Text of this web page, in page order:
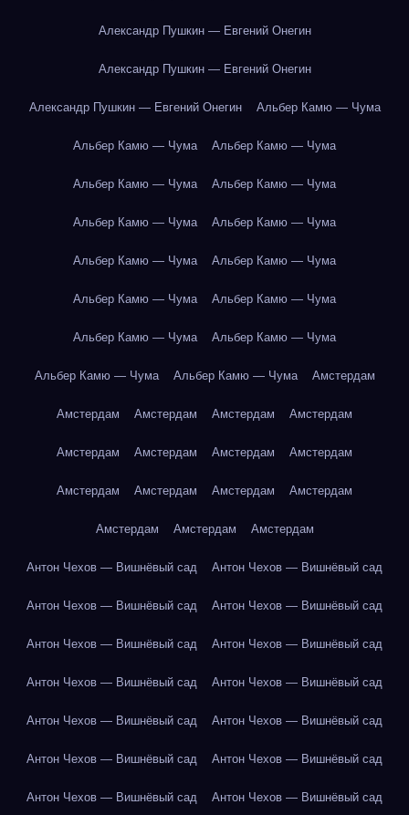
Александр Пушкин — Евгений Онегин
Александр Пушкин — Евгений Онегин
Александр Пушкин — Евгений Онегин Альбер Камю — Чума
Альбер Камю — Чума Альбер Камю — Чума
Альбер Камю — Чума Альбер Камю — Чума
Альбер Камю — Чума Альбер Камю — Чума
Альбер Камю — Чума Альбер Камю — Чума
Альбер Камю — Чума Альбер Камю — Чума
Альбер Камю — Чума Альбер Камю — Чума
Альбер Камю — Чума Альбер Камю — Чума Амстердам
Амстердам Амстердам Амстердам Амстердам
Амстердам Амстердам Амстердам Амстердам
Амстердам Амстердам Амстердам Амстердам
Амстердам Амстердам Амстердам
Антон Чехов — Вишнёвый сад Антон Чехов — Вишнёвый сад
Антон Чехов — Вишнёвый сад Антон Чехов — Вишнёвый сад
Антон Чехов — Вишнёвый сад Антон Чехов — Вишнёвый сад
Антон Чехов — Вишнёвый сад Антон Чехов — Вишнёвый сад
Антон Чехов — Вишнёвый сад Антон Чехов — Вишнёвый сад
Антон Чехов — Вишнёвый сад Антон Чехов — Вишнёвый сад
Антон Чехов — Вишнёвый сад Антон Чехов — Вишнёвый сад